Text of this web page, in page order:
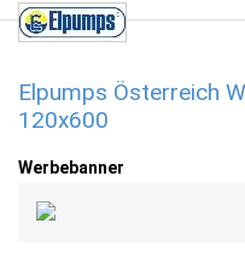
Elpumps Österreich
120x600
Werbebanner